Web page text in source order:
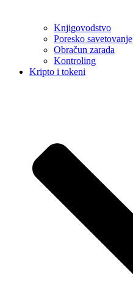
Knjigovodstvo
Poresko savetovanje
Obračun zarada
Kontroling
Kripto i tokeni